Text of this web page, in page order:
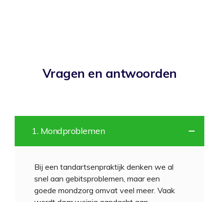
Vragen en antwoorden
1. Mondproblemen
Bij een tandartsenpraktijk denken we al
snel aan gebitsproblemen, maar een
goede mondzorg omvat veel meer. Vaak